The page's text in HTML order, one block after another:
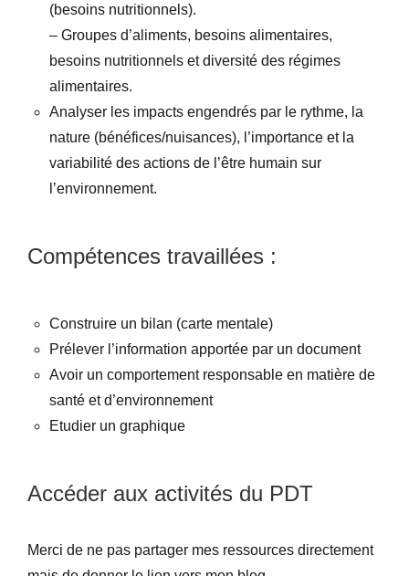
(besoins nutritionnels).
– Groupes d’aliments, besoins alimentaires,
besoins nutritionnels et diversité des régimes
alimentaires.
Analyser les impacts engendrés par le rythme, la
nature (bénéfices/nuisances), l’importance et la
variabilité des actions de l’être humain sur
l’environnement.
Compétences travaillées :
Construire un bilan (carte mentale)
Prélever l’information apportée par un document
Avoir un comportement responsable en matière de
santé et d’environnement
Etudier un graphique
Accéder aux activités du PDT
Merci de ne pas partager mes ressources directement